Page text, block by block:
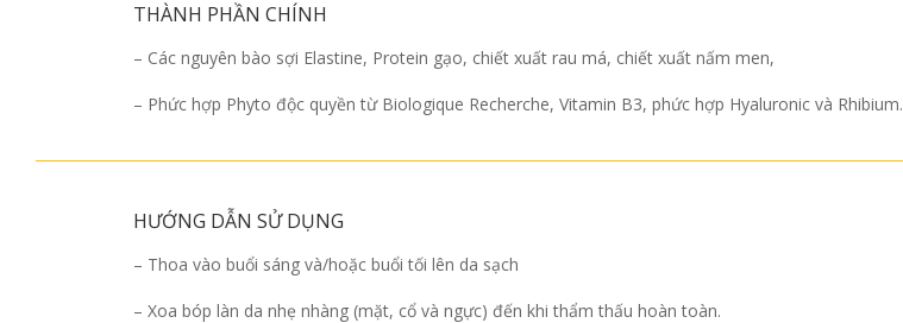
THÀNH PHẦN CHÍNH
– Các nguyên bào sợi Elastine, Protein gạo, chiết xuất rau má, chiết xuất nấm men,
– Phức hợp Phyto độc quyền từ Biologique Recherche, Vitamin B3, phức hợp Hyaluronic và Rhibium.
HƯỚNG DẪN SỬ DỤNG
– Thoa vào buổi sáng và/hoặc buổi tối lên da sạch
– Xoa bóp làn da nhẹ nhàng (mặt, cổ và ngực) đến khi thẩm thấu hoàn toàn.